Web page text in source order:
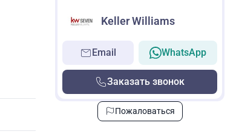
Keller Williams
Email WhatsApp
Заказать звонок
Пожаловаться